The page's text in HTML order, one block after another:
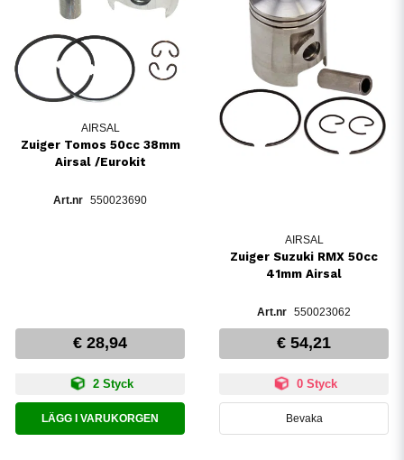
AIRSAL
Zuiger Tomos 50cc 38mm
Airsal /Eurokit
550023690
€ 28,94
2 Styck
LÄGG I VARUKORGEN
AIRSAL
Zuiger Suzuki RMX 50cc
41mm Airsal
550023062
€ 54,21
0 Styck
Bevaka